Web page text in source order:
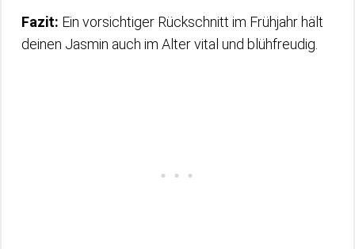
Fazit: Ein vorsichtiger Rückschnitt im Frühjahr hält
deinen Jasmin auch im Alter vital und blühfreudig.